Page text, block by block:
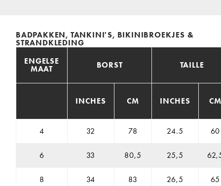
BADPAKKEN, TANKINI'S, BIKINIBROEKJES &
STRANDKLEDING
ENGELSE
MAAT BORST TAILLE
INCHES CM INCHES
4 32 78 24.5 60
6 33 80,5 25,5
8 34 83 26,5 65